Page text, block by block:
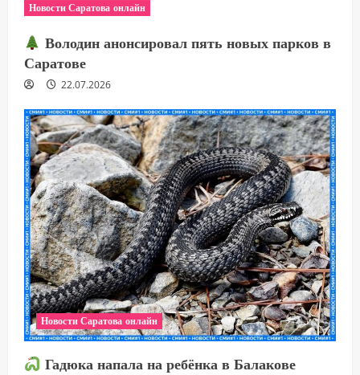
Новости Саратова онлайн
Володин анонсировал пять новых парков в
Саратове
22.07.2026
Новости Саратова онлайн
Гадюка напала на ребёнка в Балакове